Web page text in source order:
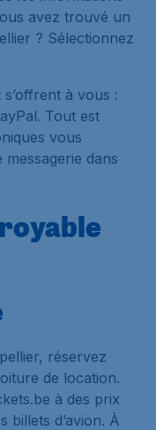
avez trouvé un
? Sélectionnez
à vous :
Tout est
vous
dans
réservez
de location.
à des prix
billets d’avion. À